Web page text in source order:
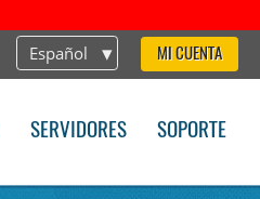
Español MI CUENTA
SERVIDORES SOPORTE